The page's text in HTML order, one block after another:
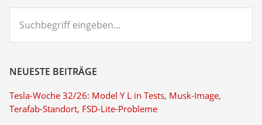
eingeben...
NEUESTE BEITRÄGE
Tesla-Woche 32/26: Model Y L in Tests, Musk-Image,
Terafab-Standort, FSD-Lite-Probleme